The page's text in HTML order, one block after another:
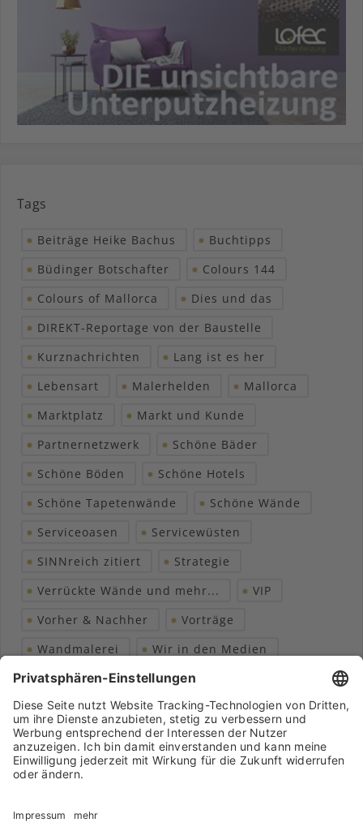
Tags
Beiträge Heike Bachus
Buchtipps
Büdinger Botschafter
Colours 144
Colours of Mallorca
Dies und das
DIREKT-Reportage von der Baustelle
Kurznachrichten
Lang ist es her
Lebensart
Malerhelden
Mallorca
Marktplatz
Markt und Kunde
Partnernetzwerk
Schöne Bäder
Schöne Böden
Schöne Hotels
Schöne Tapetenwände
Schöne Wände
Serviceoasen
Servicewüsten
SINNreich zitiert
Strategie
Verrückte Wände und mehr...
VIP
Vorher & Nachher
Vorträge
Wandmalerei
Wir in den Medien
Wohngesundheit
Markenpartner